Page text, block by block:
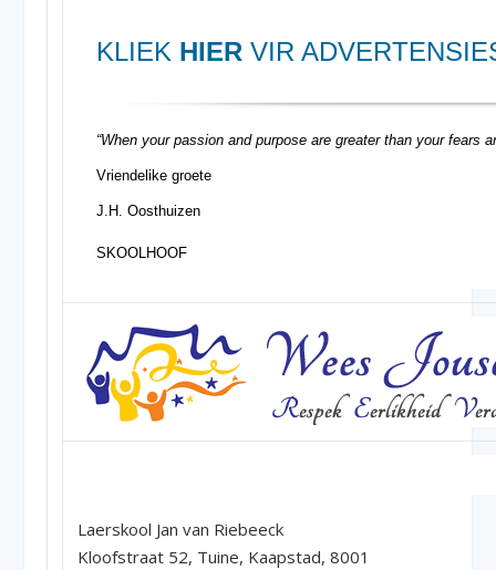
KLIEK HIER VIR
“When your passion and purpose are greater than your fears
Vriendelike groete
J.H. Oosthuizen
SKOOLHOOF
Laerskool Jan van Riebeeck
Kloofstraat 52, Tuine, Kaapstad, 8001